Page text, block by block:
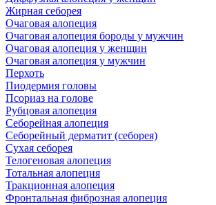
Жирная себорея
Очаговая алопеция
Очаговая алопеция бороды у мужчин
Очаговая алопеция у женщин
Очаговая алопеция у мужчин
Перхоть
Пиодермия головы
Псориаз на голове
Рубцовая алопеция
Себорейная алопеция
Себорейный дерматит (себорея)
Сухая себорея
Телогеновая алопеция
Тотальная алопеция
Тракционная алопеция
Фронтальная фиброзная алопеция